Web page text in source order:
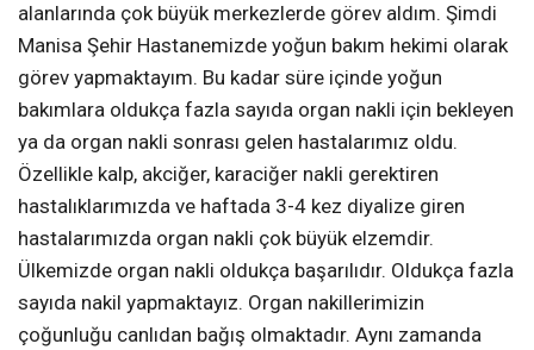
alanlarında çok büyük merkezlerde görev aldım. Şimdi
Manisa Şehir Hastanemizde yoğun bakım hekimi olarak
görev yapmaktayım. Bu kadar süre içinde yoğun
bakımlara oldukça fazla sayıda organ nakli için bekleyen
ya da organ nakli sonrası gelen hastalarımız oldu.
Özellikle kalp, akciğer, karaciğer nakli gerektiren
hastalıklarımızda ve haftada 3-4 kez diyalize giren
hastalarımızda organ nakli çok büyük elzemdir.
Ülkemizde organ nakli oldukça başarılıdır. Oldukça fazla
sayıda nakil yapmaktayız. Organ nakillerimizin
çoğunluğu canlıdan bağış olmaktadır. Aynı zamanda